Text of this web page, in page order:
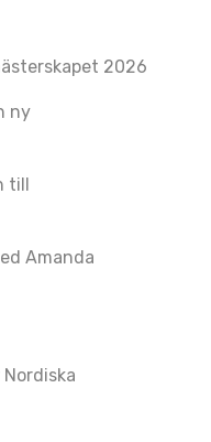
2026
ny
till
Amanda